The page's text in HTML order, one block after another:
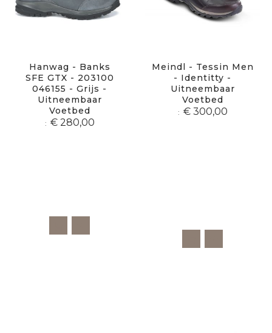
Hanwag - Banks
SFE GTX - 203100
046155 - Grijs -
Uitneembaar
Voetbed
€ 280,00
Meindl - Tessin Men
- Identitty -
Uitneembaar
Voetbed
€ 300,00